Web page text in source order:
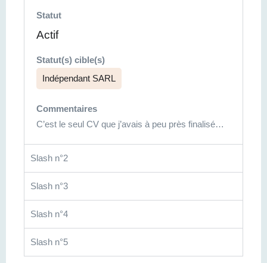
Statut
Actif
Statut(s) cible(s)
Indépendant SARL
Commentaires
C’est le seul CV que j’avais à peu près finalisé…
Slash n°2
Slash n°3
Slash n°4
Slash n°5